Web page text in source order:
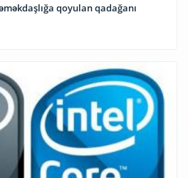
qoyulan qadağanı